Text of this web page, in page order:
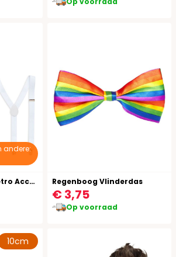
andere:
Maffia Gangster Retro Accessoie Setje Regenboog Vlinderdas
€ 3,75
Op voorraad
10cm